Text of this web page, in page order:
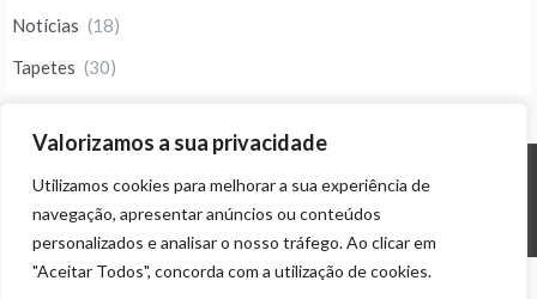
Valorizamos a sua privacidade
Utilizamos cookies para melhorar a sua experiência de
navegação, apresentar anúncios ou conteúdos
personalizados e analisar o nosso tráfego. Ao clicar em
"Aceitar Todos", concorda com a utilização de cookies.
Notícias (18)
Tapetes (30)